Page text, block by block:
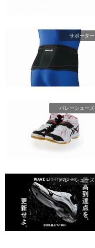
サポーター
バレーシューズ
バレーシューズ